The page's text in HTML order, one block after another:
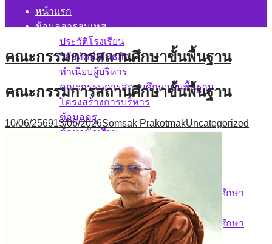
หน้าแรก
ข้อมูลสารสนเทศ
ประวัติโรงเรียน
วิสัยทัศน์/พันธกิจ
ทำเนียบผู้บริหาร
คณะกรรมการสถานศึกษาขั้นพื้นฐาน
โครงสร้างการบริหาร
ข้อมูลครู
ข้อมูลนักเรียน
ข้อมูลพนักงานจ้าง/ลูกจ้าง
ผลการประเมิน สมศ รอบ 5
รายงานการประเมินตนเอง
รายงานการประเมินตนเอง ปีการศึกษา
2568
รายงานการประเมินตนเอง ปีการศึกษา
2567
คณะกรรมการสถานศึกษาขั้นพื้นฐาน
คณะกรรมการสถานศึกษาขั้นพื้นฐาน
10/06/256913/06/2026Somsak PrakotmakUncategorized